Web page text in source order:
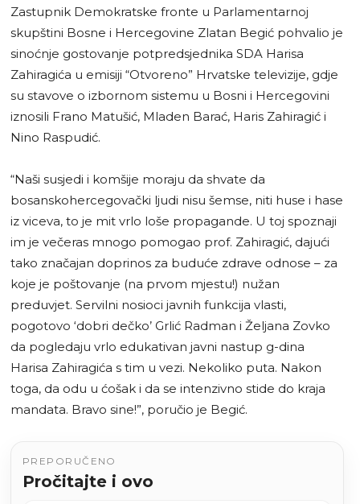
Zastupnik Demokratske fronte u Parlamentarnoj
skupštini Bosne i Hercegovine Zlatan Begić pohvalio je
sinoćnje gostovanje potpredsjednika SDA Harisa
Zahiragića u emisiji “Otvoreno” Hrvatske televizije, gdje
su stavove o izbornom sistemu u Bosni i Hercegovini
iznosili Frano Matušić, Mladen Barać, Haris Zahiragić i
Nino Raspudić.
“Naši susjedi i komšije moraju da shvate da
bosanskohercegovački ljudi nisu šemse, niti huse i hase
iz viceva, to je mit vrlo loše propagande. U toj spoznaji
im je večeras mnogo pomogao prof. Zahiragić, dajući
tako značajan doprinos za buduće zdrave odnose – za
koje je poštovanje (na prvom mjestu!) nužan
preduvjet. Servilni nosioci javnih funkcija vlasti,
pogotovo ‘dobri dečko’ Grlić Radman i Željana Zovko
da pogledaju vrlo edukativan javni nastup g-dina
Harisa Zahiragića s tim u vezi. Nekoliko puta. Nakon
toga, da odu u ćošak i da se intenzivno stide do kraja
mandata. Bravo sine!”, poručio je Begić.
PREPORUČENO
Pročitajte i ovo